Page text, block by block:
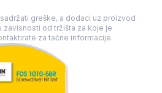
greške, a dodaci uz proizvod
zavisnosti od tržišta za koje je
za tačne informacije.